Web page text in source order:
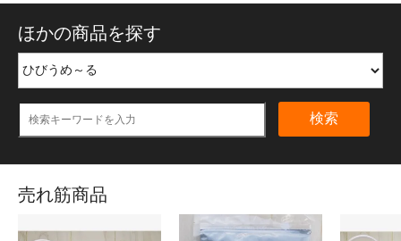
ほかの商品を探す
検索
売れ筋商品